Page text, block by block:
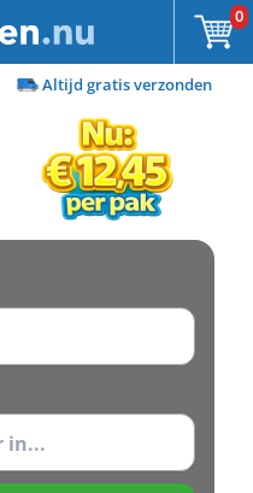
0
Altijd gratis verzonden